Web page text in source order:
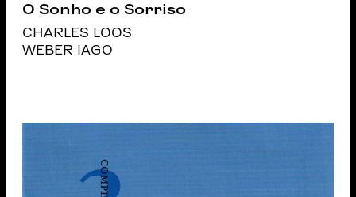
O Sonho e o Sorriso
CHARLES LOOS
WEBER IAGO